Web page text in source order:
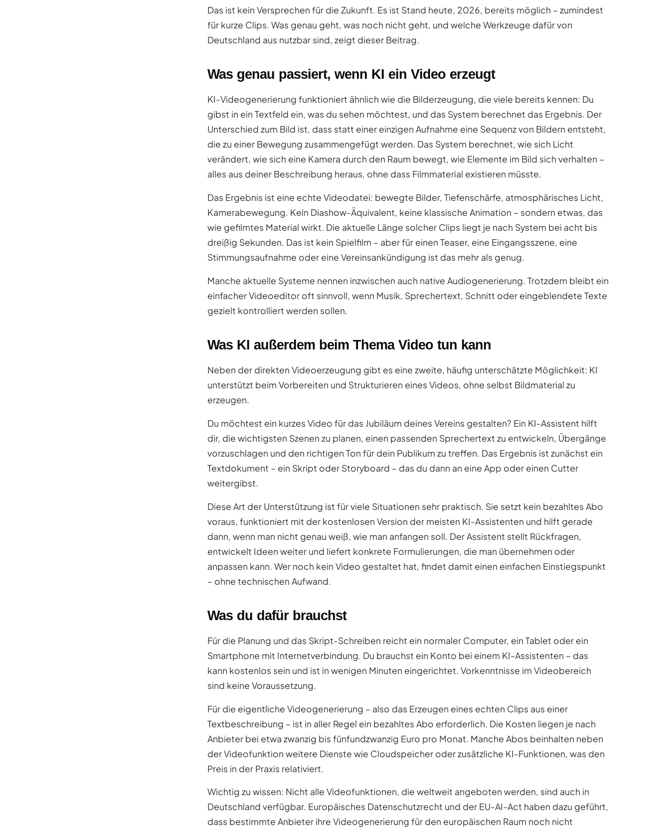
Das ist kein Versprechen für die Zukunft. Es ist Stand heute, 2026, bereits möglich – zumindest
für kurze Clips. Was genau geht, was noch nicht geht, und welche Werkzeuge dafür von
Deutschland aus nutzbar sind, zeigt dieser Beitrag.
Was genau passiert, wenn KI ein Video erzeugt
KI-Videogenerierung funktioniert ähnlich wie die Bilderzeugung, die viele bereits kennen: Du
gibst in ein Textfeld ein, was du sehen möchtest, und das System berechnet das Ergebnis. Der
Unterschied zum Bild ist, dass statt einer einzigen Aufnahme eine Sequenz von Bildern entsteht,
die zu einer Bewegung zusammengefügt werden. Das System berechnet, wie sich Licht
verändert, wie sich eine Kamera durch den Raum bewegt, wie Elemente im Bild sich verhalten –
alles aus deiner Beschreibung heraus, ohne dass Filmmaterial existieren müsste.
Das Ergebnis ist eine echte Videodatei: bewegte Bilder, Tiefenschärfe, atmosphärisches Licht,
Kamerabewegung. Kein Diashow-Äquivalent, keine klassische Animation – sondern etwas, das
wie gefilmtes Material wirkt. Die aktuelle Länge solcher Clips liegt je nach System bei acht bis
dreißig Sekunden. Das ist kein Spielfilm – aber für einen Teaser, eine Eingangsszene, eine
Stimmungsaufnahme oder eine Vereinsankündigung ist das mehr als genug.
Manche aktuelle Systeme nennen inzwischen auch native Audiogenerierung. Trotzdem bleibt ein
einfacher Videoeditor oft sinnvoll, wenn Musik, Sprechertext, Schnitt oder eingeblendete Texte
gezielt kontrolliert werden sollen.
Was KI außerdem beim Thema Video tun kann
Neben der direkten Videoerzeugung gibt es eine zweite, häufig unterschätzte Möglichkeit: KI
unterstützt beim Vorbereiten und Strukturieren eines Videos, ohne selbst Bildmaterial zu
erzeugen.
Du möchtest ein kurzes Video für das Jubiläum deines Vereins gestalten? Ein KI-Assistent hilft
dir, die wichtigsten Szenen zu planen, einen passenden Sprechertext zu entwickeln, Übergänge
vorzuschlagen und den richtigen Ton für dein Publikum zu treffen. Das Ergebnis ist zunächst ein
Textdokument – ein Skript oder Storyboard – das du dann an eine App oder einen Cutter
weitergibst.
Diese Art der Unterstützung ist für viele Situationen sehr praktisch. Sie setzt kein bezahltes Abo
voraus, funktioniert mit der kostenlosen Version der meisten KI-Assistenten und hilft gerade
dann, wenn man nicht genau weiß, wie man anfangen soll. Der Assistent stellt Rückfragen,
entwickelt Ideen weiter und liefert konkrete Formulierungen, die man übernehmen oder
anpassen kann. Wer noch kein Video gestaltet hat, findet damit einen einfachen Einstiegspunkt
– ohne technischen Aufwand.
Was du dafür brauchst
Für die Planung und das Skript-Schreiben reicht ein normaler Computer, ein Tablet oder ein
Smartphone mit Internetverbindung. Du brauchst ein Konto bei einem KI-Assistenten – das
kann kostenlos sein und ist in wenigen Minuten eingerichtet. Vorkenntnisse im Videobereich
sind keine Voraussetzung.
Für die eigentliche Videogenerierung – also das Erzeugen eines echten Clips aus einer
Textbeschreibung – ist in aller Regel ein bezahltes Abo erforderlich. Die Kosten liegen je nach
Anbieter bei etwa zwanzig bis fünfundzwanzig Euro pro Monat. Manche Abos beinhalten neben
der Videofunktion weitere Dienste wie Cloudspeicher oder zusätzliche KI-Funktionen, was den
Preis in der Praxis relativiert.
Wichtig zu wissen: Nicht alle Videofunktionen, die weltweit angeboten werden, sind auch in
Deutschland verfügbar. Europäisches Datenschutzrecht und der EU-AI-Act haben dazu geführt,
dass bestimmte Anbieter ihre Videogenerierung für den europäischen Raum noch nicht